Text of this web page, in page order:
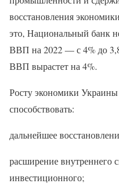
восстановления
это, Национальный банк
ВВП на 2022 — с 4% до
ВВП вырастет на 4%.
Росту экономики Украины
способствовать:
дальнейшее
расширение внутреннего
инвестиционного;